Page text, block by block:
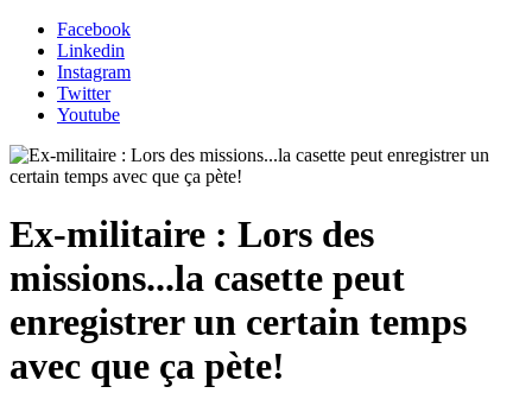
Facebook
Linkedin
Instagram
Twitter
Youtube
Ex-militaire : Lors des
missions...la casette peut
enregistrer un certain temps
avec que ça pète!